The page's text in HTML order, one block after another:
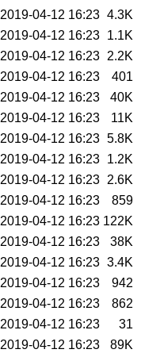
2019-04-12 16:23 4.3K
2019-04-12 16:23 1.1K
2019-04-12 16:23 2.2K
2019-04-12 16:23
401
2019-04-12 16:23
40K
2019-04-12 16:23
11K
2019-04-12 16:23 5.8K
2019-04-12 16:23 1.2K
2019-04-12 16:23 2.6K
2019-04-12 16:23
859
2019-04-12 16:23 122K
2019-04-12 16:23
38K
2019-04-12 16:23 3.4K
2019-04-12 16:23
942
2019-04-12 16:23
862
2019-04-12 16:23
31
2019-04-12 16:23
89K